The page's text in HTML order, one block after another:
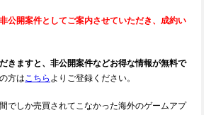
公開案件としてご案内させていただき、成約い
きますと、非公開案件などお得な情報が無料で
方はこちら よりご登録ください。
でしか売買されてこなかった海外のゲームアプ